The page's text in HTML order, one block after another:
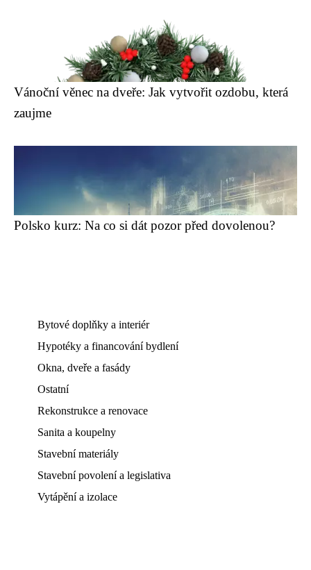
Vánoční věnec na dveře: Jak vytvořit ozdobu, která
zaujme
Polsko kurz: Na co si dát pozor před dovolenou?
Bytové doplňky a interiér
Hypotéky a financování bydlení
Okna, dveře a fasády
Ostatní
Rekonstrukce a renovace
Sanita a koupelny
Stavební materiály
Stavební povolení a legislativa
Vytápění a izolace